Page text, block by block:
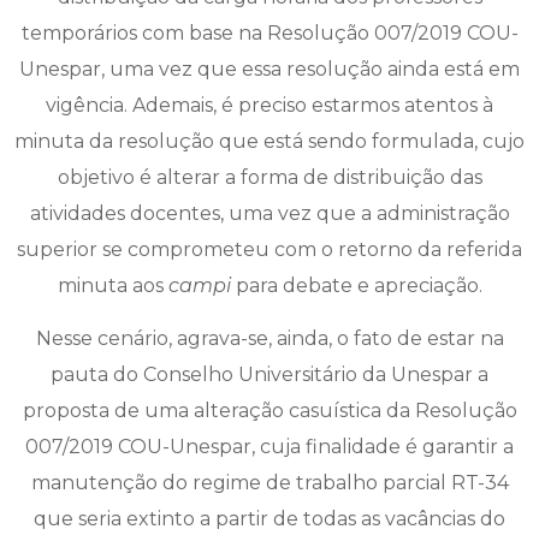
temporários com base na Resolução 007/2019 COU-
Unespar, uma vez que essa resolução ainda está em
vigência. Ademais, é preciso estarmos atentos à
minuta da resolução que está sendo formulada, cujo
objetivo é alterar a forma de distribuição das
atividades docentes, uma vez que a administração
superior se comprometeu com o retorno da referida
minuta aos campipara debate e apreciação.
Nesse cenário, agrava-se, ainda, o fato de estar na
pauta do Conselho Universitário da Unespar a
proposta de uma alteração casuística da Resolução
007/2019 COU-Unespar, cuja finalidade é garantir a
manutenção do regime de trabalho parcial RT-34
que seria extinto a partir de todas as vacâncias do